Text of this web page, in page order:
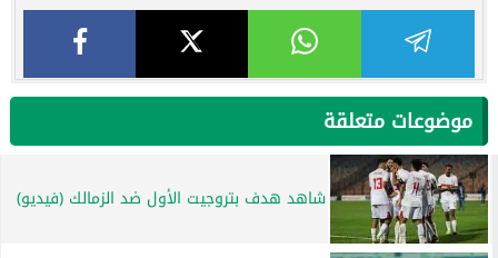
موضوعات متعلقة
شاهد هدف بتروجيت الأول ضد الزمالك (فيديو)